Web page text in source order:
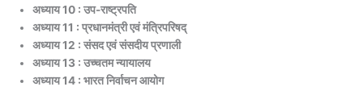
अध्याय 10 : उप-राष्ट्रपति
अध्याय 11 : प्रधानमंत्री एवं मंत्रिपरिषद्
अध्याय 12 : संसद एवं संसदीय प्रणाली
अध्याय 13 : उच्चतम न्यायालय
अध्याय 14 : भारत निर्वाचन आयोग